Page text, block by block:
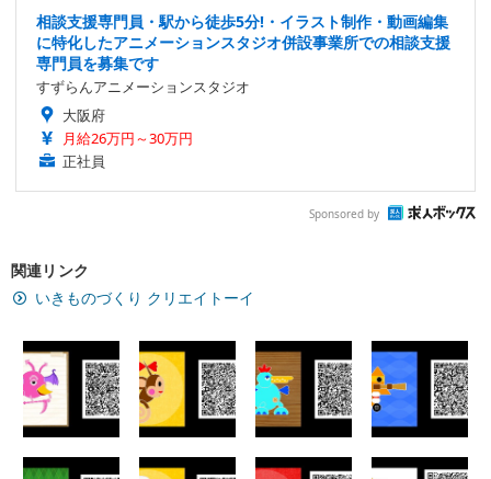
相談支援専門員・駅から徒歩5分!・イラスト制作・動画編集
に特化したアニメーションスタジオ併設事業所での相談支援
専門員を募集です
すずらんアニメーションスタジオ
大阪府
月給26万円～30万円
正社員
Sponsored by
関連リンク
いきものづくり クリエイトーイ